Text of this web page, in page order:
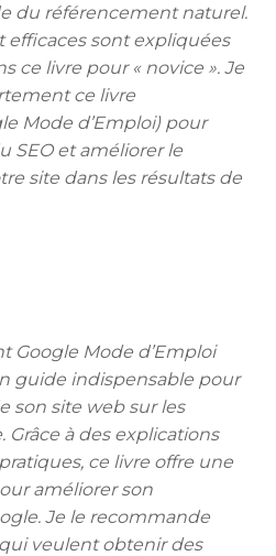
du référencement naturel.
efficaces sont expliquées
ce livre pour « novice ». Je
ce livre
Mode d’Emploi) pour
SEO et améliorer le
site dans les résultats de
Google Mode d’Emploi
guide indispensable pour
son site web sur les
à des explications
ce livre offre une
améliorer son
Je le recommande
veulent obtenir des